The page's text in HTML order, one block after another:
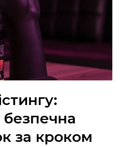
безпечна
за кроком